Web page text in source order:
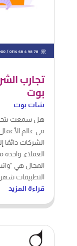
تجارب
شات بوت
هل سمعت
في عالم
الشركات دائمًا
العملاء. واحدة
المجال هي
التطبيقات
قراءة المزيد